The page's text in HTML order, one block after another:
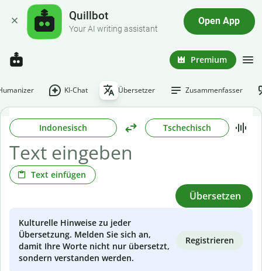
Quillbot
Your AI writing assistant
Open App
Premium
KI-Chat Übersetzer Zusammenfasser
Indonesisch Tschechisch
Text einfügen
Übersetzen
Kulturelle Hinweise zu jeder
Übersetzung. Melden Sie sich an,
damit Ihre Worte nicht nur übersetzt,
sondern verstanden werden.
Registrieren